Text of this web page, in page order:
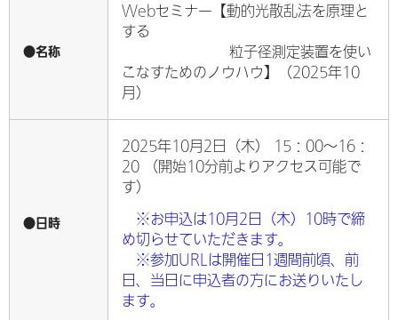
●名称
Webセミナー【動的光散乱法を原理と
する
粒子径測定装置を使い
こなすためのノウハウ】（2025年10
月）
●日時
2025年10月2日（木） 15：00～16：
20 （開始10分前よりアクセス可能で
す）
※お申込は10月2日（木）10時で締
め切らせていただきます。
※参加URLは開催日1週間前頃、前
日、当日に申込者の方にお送りいたし
ます。